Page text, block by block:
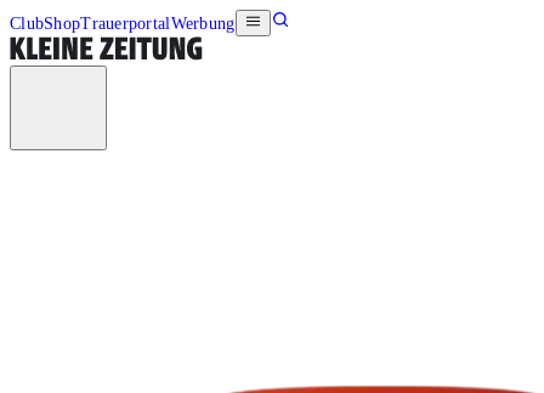
ClubShopTrauerportalWerbung